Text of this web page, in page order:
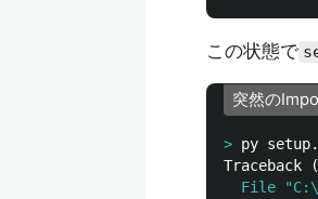
この状態で
突然の
> py
File